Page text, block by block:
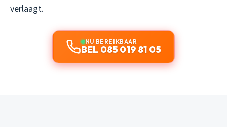
verlaagt.
NU BEREIKBAAR
BEL 085 019 81 05